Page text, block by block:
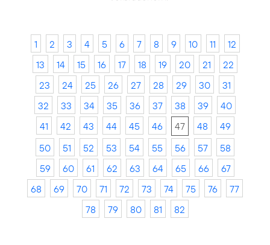
1 2 3 4 5 6 7 8 9 10 11
12
13
14 15 16 17 18 19 20 21
22
23
24 25 26 27 28 29 30
31
32
33 34 35 36 37 38 39
40
41
42 43 44 45 46 47 48
49
50
51 52 53 54 55 56 57
58
59
60 61 62 63 64 65 66
67
68
69 70 71 72 73 74 75 76
77
78
79 80 81 82